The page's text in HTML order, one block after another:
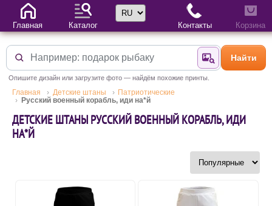
Найти поНайти
Опишите дизайн или загрузите фото — найдём похожие принты.
Главная Детские штаны
Патриотические
Русский военный корабль, иди на*й
ДЕТСКИЕ ШТАНЫ РУССКИЙ ВОЕННЫЙ КОРАБЛЬ, ИДИ
НА*Й
Главная Каталог
Выбор языка
Контакты Корзина